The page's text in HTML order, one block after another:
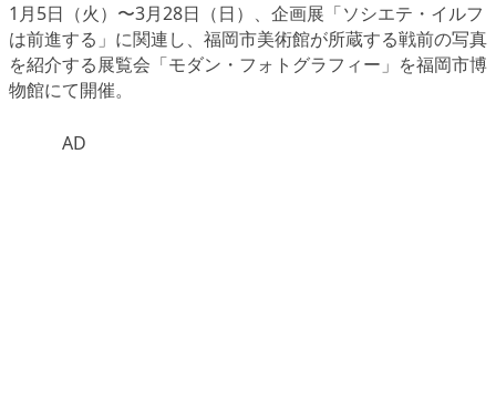
1月5日（火）〜3月28日（日）、企画展「ソシエテ・イルフ
は前進する」に関連し、福岡市美術館が所蔵する戦前の写真
を紹介する展覧会 「モダン・フォトグラフィー」 を福岡市博
物館にて開催。
AD